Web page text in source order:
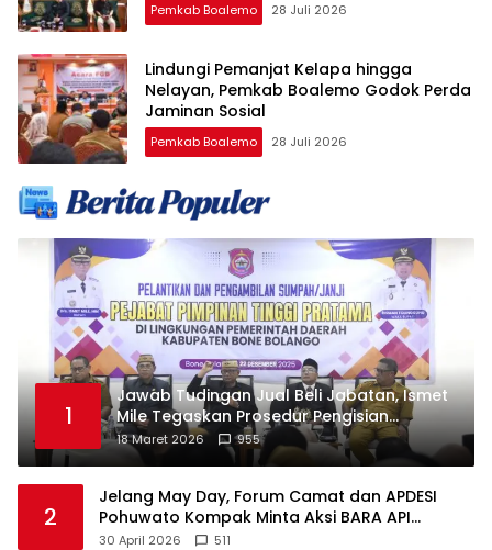
Pemkab Boalemo 28 Juli 2026
Lindungi Pemanjat Kelapa hingga
Nelayan, Pemkab Boalemo Godok Perda
Jaminan Sosial
Pemkab Boalemo 28 Juli 2026
1
Jawab Tudingan Jual Beli Jabatan, Ismet
Mile Tegaskan Prosedur Pengisian
Jabatan
18 Maret 2026 955
2
Jelang May Day, Forum Camat dan APDESI
Pohuwato Kompak Minta Aksi BARA API
Ditunda
30 April 2026 511